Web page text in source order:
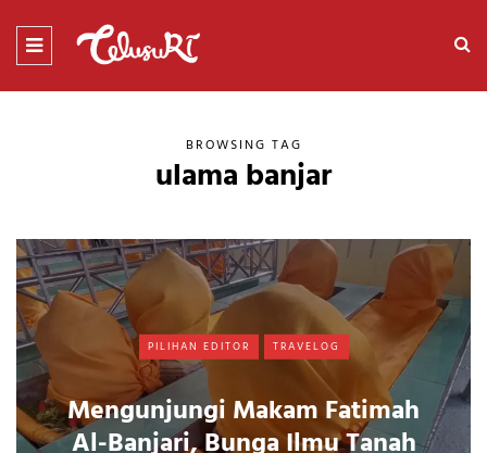
BROWSING TAG
ulama banjar
PILIHAN EDITOR TRAVELOG
Mengunjungi Makam Fatimah
Al-Banjari, Bunga Ilmu Tanah